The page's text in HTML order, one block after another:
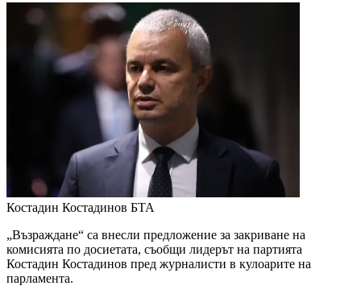
Костадин Костадинов БТА
„Възраждане“ са внесли предложение за закриване на
комисията по досиетата, съобщи лидерът на партията
Костадин Костадинов пред журналисти в кулоарите на
парламента.